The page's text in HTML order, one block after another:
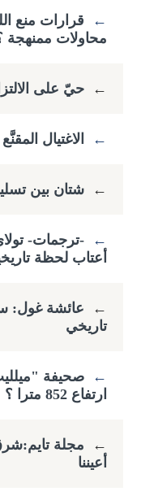
←
قرارات منع
محاولات ممنهجة
← حيّ على
← الاغتيال
← شتان بين
←
-ترجمات-
أعتاب لحظة
←
عائشة غول:
تاريخي
←
صحيفة
ارتفاع ​852 مترا ؟
←
مجلة
أعيننا